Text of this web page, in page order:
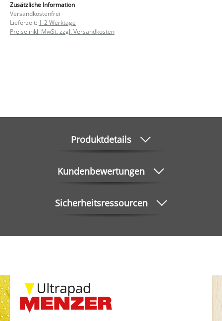
Zusätzliche Information
Versandkostenfrei
Lieferzeit: 1-2 Werktage
Preise inkl. MwSt. zzgl. Versandkosten
Produktdetails
Kundenbewertungen
Sicherheitsressourcen